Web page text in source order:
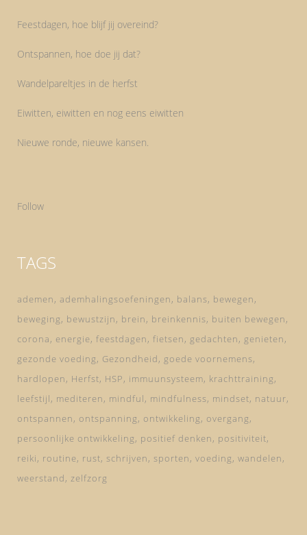
Feestdagen, hoe blijf jij overeind?
Ontspannen, hoe doe jij dat?
Wandelpareltjes in de herfst
Eiwitten, eiwitten en nog eens eiwitten
Nieuwe ronde, nieuwe kansen.
Follow
TAGS
ademen ademhalingsoefeningen balans bewegen
beweging
bewustzijn brein breinkennis buiten bewegen
corona
energie feestdagen fietsen gedachten
genieten
gezonde voeding
Gezondheid
goede voornemens
hardlopen
Herfst HSP immuunsysteem krachttraining
leefstijl
mediteren mindful mindfulness mindset natuur
ontspannen
ontspanning ontwikkeling
overgang
persoonlijke ontwikkeling
positief denken
positiviteit
reiki
routine rust schrijven sporten voeding wandelen
weerstand zelfzorg